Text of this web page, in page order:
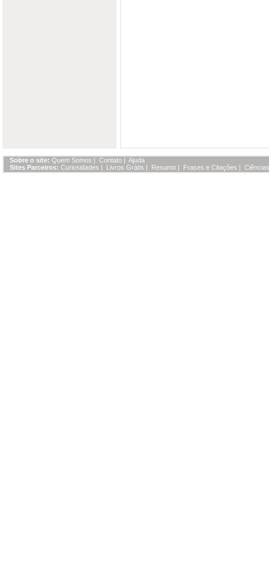
Sobre o site: Quem Somos | Contato | Ajuda
Sites Parceiros: Curiosidades | Livros Grátis | Resumo | Frases e Citações |